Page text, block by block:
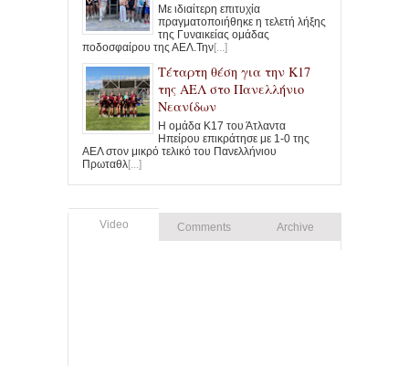
Με ιδιαίτερη επιτυχία
πραγματοποιήθηκε η τελετή λήξης
της Γυναικείας ομάδας
ποδοσφαίρου της ΑΕΛ.Την[...]
Τέταρτη θέση για την Κ17
της ΑΕΛ στο Πανελλήνιο
Νεανίδων
Η ομάδα Κ17 του Άτλαντα
Ηπείρου επικράτησε με 1-0 της
ΑΕΛ στον μικρό τελικό του Πανελλήνιου
Πρωταθλ[...]
Video Comments Archive